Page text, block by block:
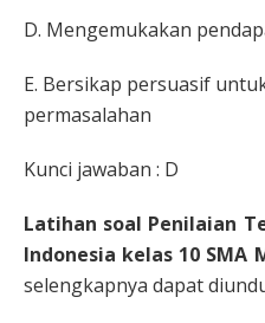
D. Mengemukakan
E. Bersikap persuasif
permasalahan
Kunci jawaban : D
Latihan soal Penilaian
Indonesia kelas 10 SMA
selengkapnya dapat